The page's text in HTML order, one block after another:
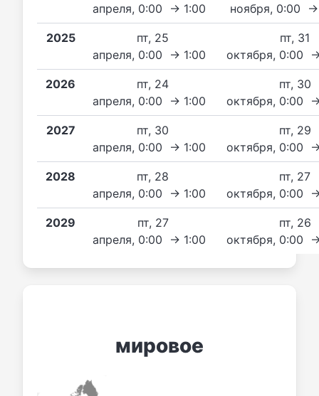
апреля, 0:00 → 1:00
ноября, 0:00
2025
пт, 25
апреля, 0:00 → 1:00
пт, 31
октября, 0:00
2026
пт, 24
апреля, 0:00 → 1:00
пт, 30
октября, 0:00
2027
пт, 30
апреля, 0:00 → 1:00
пт, 29
октября, 0:00
2028
пт, 28
апреля, 0:00 → 1:00
пт, 27
октября, 0:00
2029
пт, 27
апреля, 0:00 → 1:00
пт, 26
октября, 0:00
мировое